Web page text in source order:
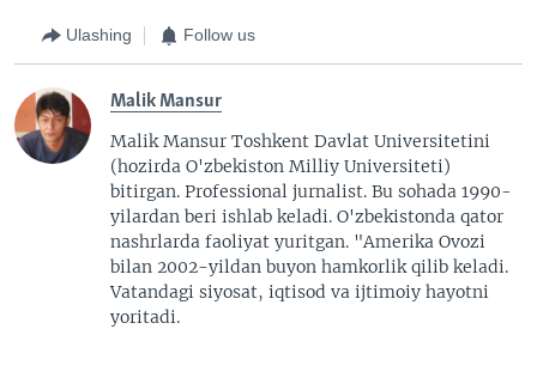
Ulashing Follow us
Malik Mansur
Malik Mansur Toshkent Davlat Universitetini
(hozirda O'zbekiston Milliy Universiteti)
bitirgan. Professional jurnalist. Bu sohada 1990-
yilardan beri ishlab keladi. O'zbekistonda qator
nashrlarda faoliyat yuritgan. "Amerika Ovozi
bilan 2002-yildan buyon hamkorlik qilib keladi.
Vatandagi siyosat, iqtisod va ijtimoiy hayotni
yoritadi.